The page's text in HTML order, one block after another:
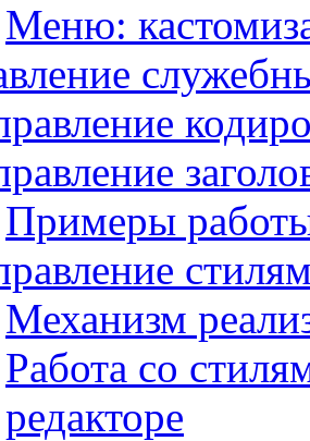
Меню:
Примеры
Механизм
Работа со
редакторе